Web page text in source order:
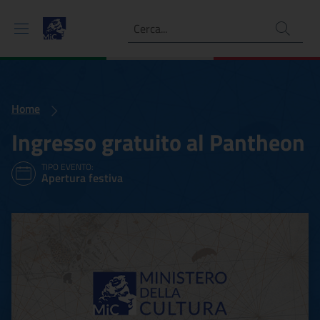
Ricerca
Home
Ingresso gratuito al Pantheon
TIPO EVENTO:
Apertura festiva